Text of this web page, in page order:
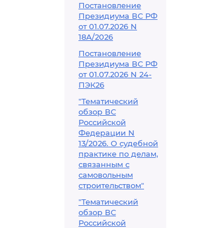
Постановление
Президиума ВС РФ
от 01.07.2026 N
18А/2026
Постановление
Президиума ВС РФ
от 01.07.2026 N 24-
ПЭК26
"Тематический
обзор ВС
Российской
Федерации N
13/2026. О судебной
практике по делам,
связанным с
самовольным
строительством"
"Тематический
обзор ВС
Российской